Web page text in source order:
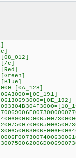
c]